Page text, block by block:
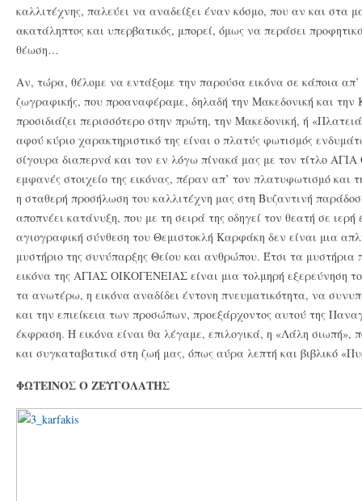
καλλιτέχνης, παλεύει να αναδείξει έναν κόσμο, που αν και στα
ακατάληπτος και υπερβατικός, μπορεί, όμως να περάσει
θέωση…
Αν, τώρα, θέλομε να εντάξομε την παρούσα εικόνα σε κάποια απ’
ζωγραφικής, που προαναφέραμε, δηλαδή την Μακεδονική και
προσιδιάζει περισσότερο στην πρώτη, την Μακεδονική, ή
αφού κύριο χαρακτηριστικό της είναι ο πλατύς φωτισμός
σίγουρα διαπερνά και τον εν λόγω πίνακά μας με τον τίτλο
εμφανές στοιχείο της εικόνας, πέραν απ’ τον πλατυφωτισμό και
η σταθερή προσήλωση του καλλιτέχνη μας στη Βυζαντινή
αποπνέει κατάνυξη, που με τη σειρά της οδηγεί τον θεατή σε ιερή
αγιογραφική σύνθεση του Θεμιστοκλή Καρφάκη δεν είναι μια
μυστήριο της συνύπαρξης Θείου και ανθρώπου. Έτσι τα μυστήρια
εικόνα της ΑΓΙΑΣ ΟΙΚΟΓΕΝΕΙΑΣ είναι μια τολμηρή εξερεύνηση
τα ανωτέρω, η εικόνα αναδίδει έντονη πνευματικότητα, να
και την επιείκεια των προσώπων, προεξάρχοντος αυτού της
έκφραση. Η εικόνα είναι θα λέγαμε, επιλογικά, η «Λάλη σιωπή»,
και συγκαταβατικά στη ζωή μας, όπως αύρα λεπτή και βιβλικό
ΦΩΤΕΙΝΟΣ Ο ΖΕΥΓΟΛΑΤΗΣ